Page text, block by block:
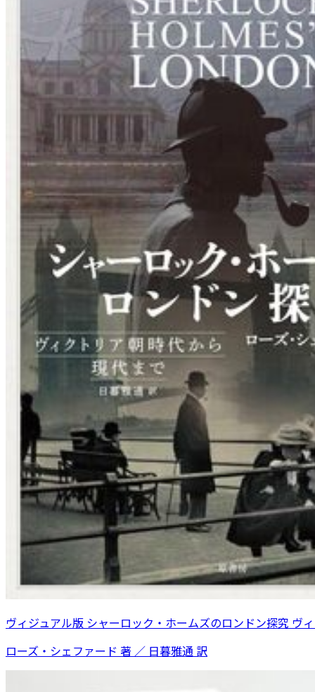
ヴィジュアル版 シャーロック・ホームズのロンドン探究 ヴ
ローズ・シェファード 著 ／ 日暮雅通 訳